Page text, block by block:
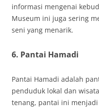
informasi mengenai
Museum ini juga sering
seni yang menarik.
6. Pantai Hamadi
Pantai Hamadi adalah
penduduk lokal dan
tenang, pantai ini